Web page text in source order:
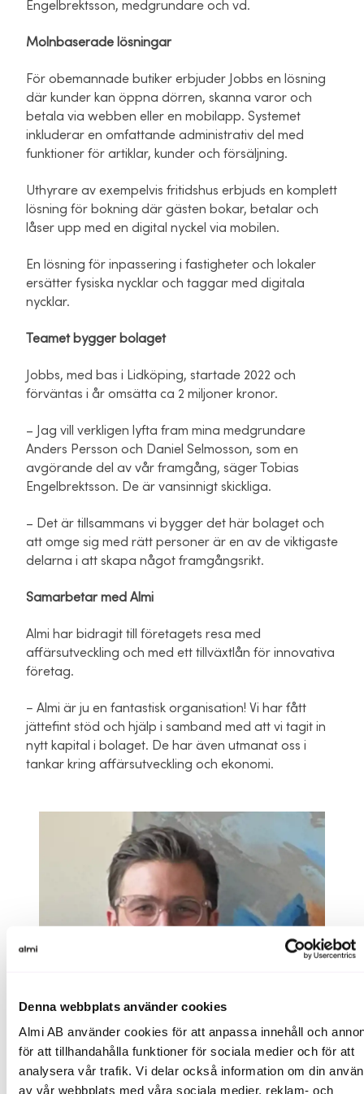
Denna webbplats använder cookies
Almi AB använder cookies för att anpassa innehåll och
för att tillhandahålla funktioner för sociala medier och för att
analysera vår trafik. Vi delar också information om din
av vår webbplats med våra sociala medier, reklam- och
Engelbrektsson, medgrundare och vd.
Molnbaserade lösningar
För obemannade butiker erbjuder Jobbs en lösning
där kunder kan öppna dörren, skanna varor och
betala via webben eller en mobilapp. Systemet
inkluderar en omfattande administrativ del med
funktioner för artiklar, kunder och försäljning.
Uthyrare av exempelvis fritidshus erbjuds en komplett
lösning för bokning där gästen bokar, betalar och
låser upp med en digital nyckel via mobilen.
En lösning för inpassering i fastigheter och lokaler
ersätter fysiska nycklar och taggar med digitala
nycklar.
Teamet bygger bolaget
Jobbs, med bas i Lidköping, startade 2022 och
förväntas i år omsätta ca 2 miljoner kronor.
– Jag vill verkligen lyfta fram mina medgrundare
Anders Persson och Daniel Selmosson, som en
avgörande del av vår framgång, säger Tobias
Engelbrektsson. De är vansinnigt skickliga.
– Det är tillsammans vi bygger det här bolaget och
att omge sig med rätt personer är en av de viktigaste
delarna i att skapa något framgångsrikt.
Samarbetar med Almi
Almi har bidragit till företagets resa med
affärsutveckling och med ett tillväxtlån för innovativa
företag.
− Almi är ju en fantastisk organisation! Vi har fått
jättefint stöd och hjälp i samband med att vi tagit in
nytt kapital i bolaget. De har även utmanat oss i
tankar kring affärsutveckling och ekonomi.